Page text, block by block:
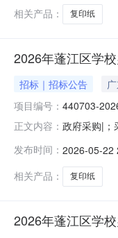
相关产品：
复印纸
2026年蓬江区学
招标｜招标公告
项目编号： 440703-
正文内容： 政府采购|；
2026-05-
发布时间： 2026-05-22
相关产品：
复印纸
2026年蓬江区学